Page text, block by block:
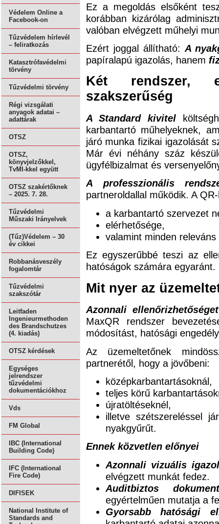
Védelem Online a
Facebook-on
Tűzvédelem hírlevél
– feliratkozás
Katasztrófavédelmi
törvény
Tűzvédelmi törvény
Régi vizsgálati
anyagok adatai –
adattárak
OTSZ
OTSZ,
könyvjelzőkkel,
TvMI-kkel együtt
OTSZ szakértőknek
– 2025. 7. 28.
Tűzvédelmi
Műszaki Irányelvek
(Tűz)Védelem – 30
év cikkei
Robbanásveszély
fogalomtár
Tűzvédelmi
szakszótár
Leitfaden
Ingenieurmethoden
des Brandschutzes
(4. kiadás)
OTSZ kérdések
Egységes
jelrendszer
tűzvédelmi
dokumentációkhoz
Vds
FM Global
IBC (International
Building Code)
IFC (International
Fire Code)
DIFISEK
National Institute of
Standards and
Ez a megoldás elsőként
korábban kizárólag
valóban elvégzett műhelyi
Ezért joggal állítható: A
papíralapú igazolás, hanem
Két rendszer,
szakszerűség
A Standard kivitel
karbantartó műhelyeknek,
járó munka fizikai igazolását
Már évi néhány száz
ügyfélbizalmat és
A professzionális
partneroldallal működik. A
a karbantartó szervezet
elérhetősége,
valamint minden
Ez egyszerűbbé teszi az
hatóságok számára egyaránt.
Mit nyer az
Azonnali
MaxQR rendszer
módosítást, hatósági
Az üzemeltetőnek
partnerétől, hogy a jövőbeni:
középkarbantartásoknál,
teljes körű
újratöltéseknél,
illetve szétszereléssel
nyakgyűrűt.
Ennek közvetlen előnyei
Azonnali vizuális
elvégzett munkát fedez.
Auditbiztos
egyértelműen mutatja a
Gyorsabb hatósági